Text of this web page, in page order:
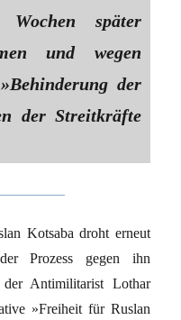
Wochen später
und wegen
der
der Streitkräfte
Kotsaba droht erneut
Prozess gegen ihn
der Antimilitarist Lothar
»Freiheit für Ruslan